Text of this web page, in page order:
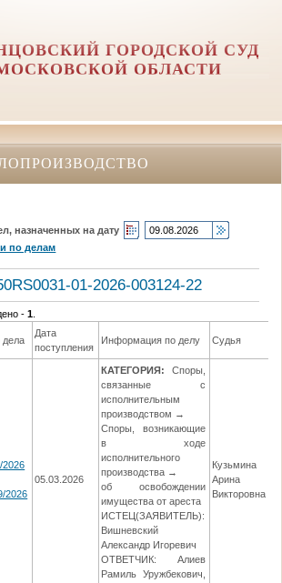
ГОРОДСКОЙ СУД
ОБЛАСТИ
назначенных на дату
по делам
01-2026-003124-22
-1
Дата
поступления
Информация по делу Судья
2026
2026
05.03.2026
КАТЕГОРИЯ:
Споры,
связанные с
исполнительным
производством →
Споры, возникающие
в ходе
исполнительного
производства →
об освобождении
имущества от ареста
ИСТЕЦ(ЗАЯВИТЕЛЬ):
Вишневский
Александр Игоревич
ОТВЕТЧИК: Алиев
Рамиль Уружбекович,
Кузьмина
Арина
Викторовна